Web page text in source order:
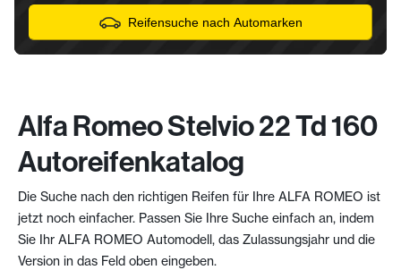
Reifensuche nach Automarken
Alfa Romeo Stelvio 22 Td 160
Autoreifenkatalog
Die Suche nach den richtigen Reifen für Ihre ALFA ROMEO ist
jetzt noch einfacher. Passen Sie Ihre Suche einfach an, indem
Sie Ihr ALFA ROMEO Automodell, das Zulassungsjahr und die
Version in das Feld oben eingeben.